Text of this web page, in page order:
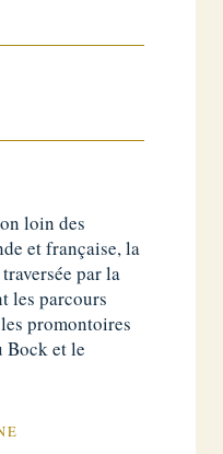
loin des
et française, la
par la
les parcours
promontoires
Bock et le